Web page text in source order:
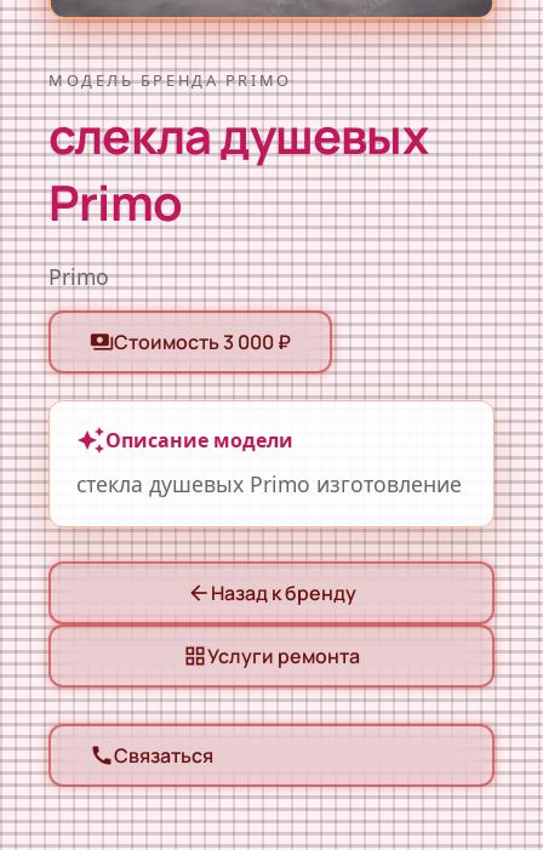
МОДЕЛЬ БРЕНДА PRIMO
слекла душевых
Primo
Primo
paymentsСтоимость 3 000 ₽
auto_awesomeОписание модели
стекла душевых Primo изготовление
arrow_back Назад к бренду
grid_viewУслуги ремонта
callСвязаться